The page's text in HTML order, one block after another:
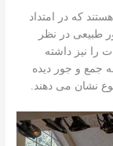
که در امتداد
طبیعی در نظر
را نیز داشته
جمع و جور دیده
نشان می دهند.